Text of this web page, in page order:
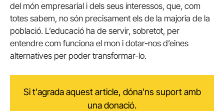
del món empresarial i dels seus interessos, que, com
totes sabem, no són precisament els de la majoria de la
població. L’educació ha de servir, sobretot, per
entendre com funciona el mon i dotar-nos d’eines
alternatives per poder transformar-lo.
Si t'agrada aquest article, dóna'ns suport amb
una donació.